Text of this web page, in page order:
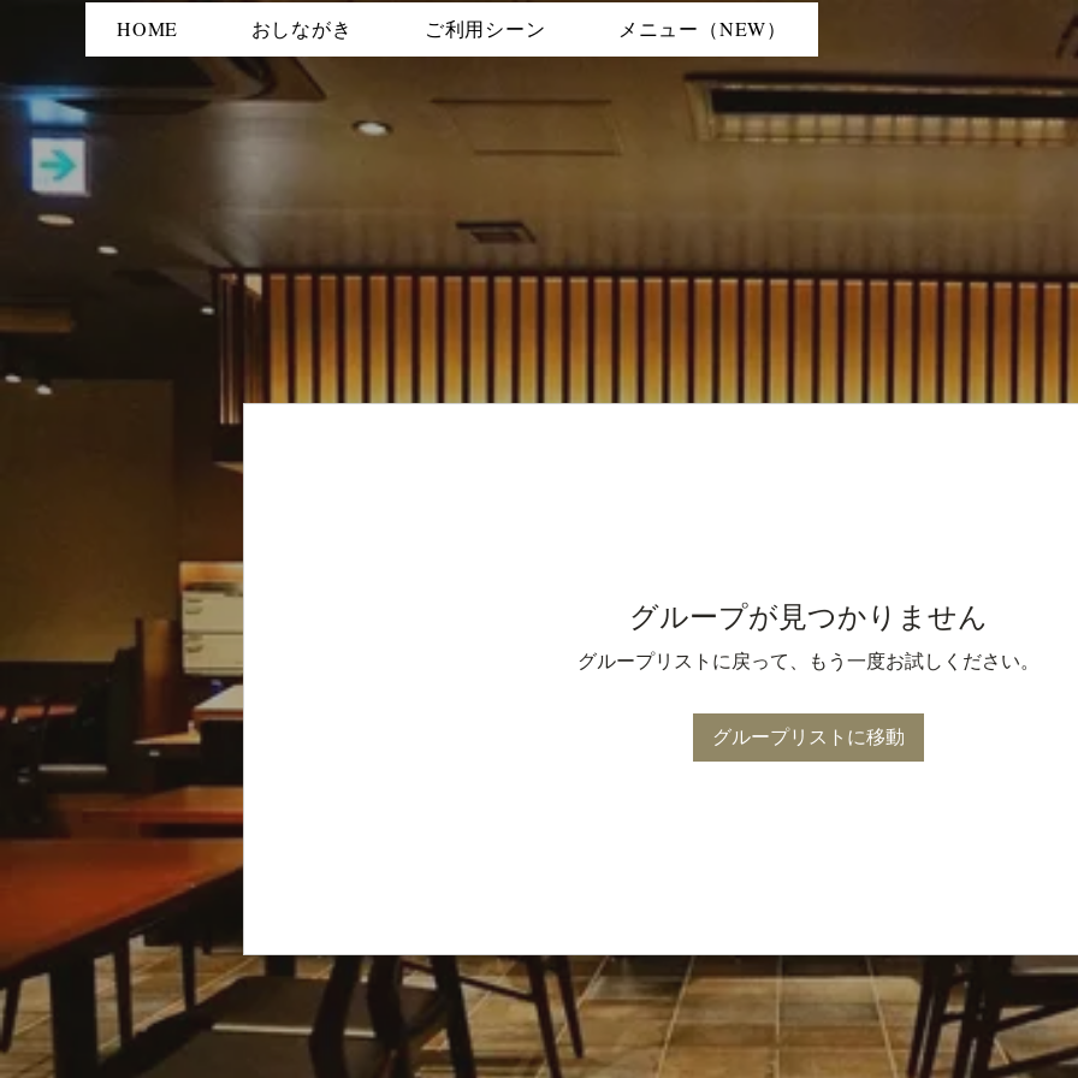
HOME おしながき ご利用シーン メニュー（NEW）
グループが見つかりません
グループリストに戻って、もう一度お試しください。
グループリストに移動